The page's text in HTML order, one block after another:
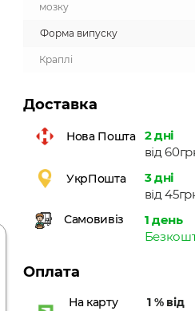
Чай імбірний
65.70грн.
мозку
Форма випуску
Краплі
Доставка
Нова Пошта
2 дні
від
УкрПошта
3 дні
від
Самовивіз
1 день
Оплата
На карту
1 % від